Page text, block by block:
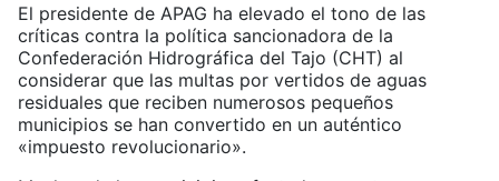
El presidente de APAG ha elevado el tono de las
críticas contra la política sancionadora de la
Confederación Hidrográfica del Tajo (CHT) al
considerar que las multas por vertidos de aguas
residuales que reciben numerosos pequeños
municipios se han convertido en un auténtico
«impuesto revolucionario».